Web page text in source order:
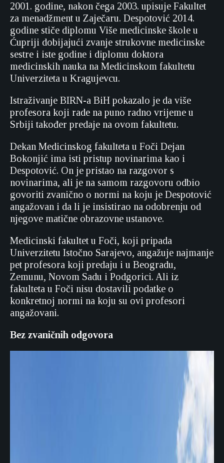
2001. godine, nakon čega 2003. upisuje Fakultet
za menadžment u Zaječaru. Despotović 2014.
godine stiče diplomu Više medicinske škole u
Ćupriji dobijajući zvanje strukovne medicinske
sestre i iste godine i diplomu doktora
medicinskih nauka na Medicinskom fakultetu
Univerziteta u Kragujevcu.
Istraživanje BIRN-a BiH pokazalo je da više
profesora koji rade na puno radno vrijeme u
Srbiji također predaje na ovom fakultetu.
Dekan Medicinskog fakulteta u Foči Dejan
Bokonjić ima isti pristup novinarima kao i
Despotović. On je pristao na razgovor s
novinarima, ali je na samom razgovoru odbio
govoriti zvanično o normi na koju je Despotović
angažovan i da li je insistirao na odobrenju od
njegove matične obrazovne ustanove.
Medicinski fakultet u Foči, koji pripada
Univerzitetu Istočno Sarajevo, angažuje najmanje
pet profesora koji predaju i u Beogradu,
Zemunu, Novom Sadu i Podgorici. Ali iz
fakulteta u Foči nisu dostavili podatke o
konkretnoj normi na koju su ovi profesori
angažovani.
Bez zvaničnih odgovora